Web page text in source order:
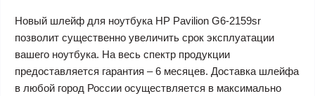
Новый шлейф для ноутбука HP Pavilion G6-2159sr
позволит существенно увеличить срок эксплуатации
вашего ноутбука. На весь спектр продукции
предоставляется гарантия – 6 месяцев. Доставка шлейфа
в любой город России осуществляется в максимально